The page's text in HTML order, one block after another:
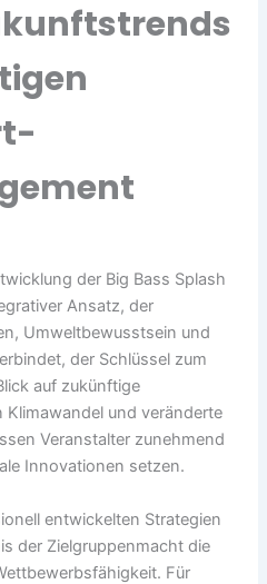
der Big Bass Splash
Ansatz, der
Umweltbewusstsein und
der Schlüssel zum
auf zukünftige
und veränderte
Veranstalter zunehmend
Innovationen setzen.
entwickelten Strategien
der Zielgruppenmacht die
Für